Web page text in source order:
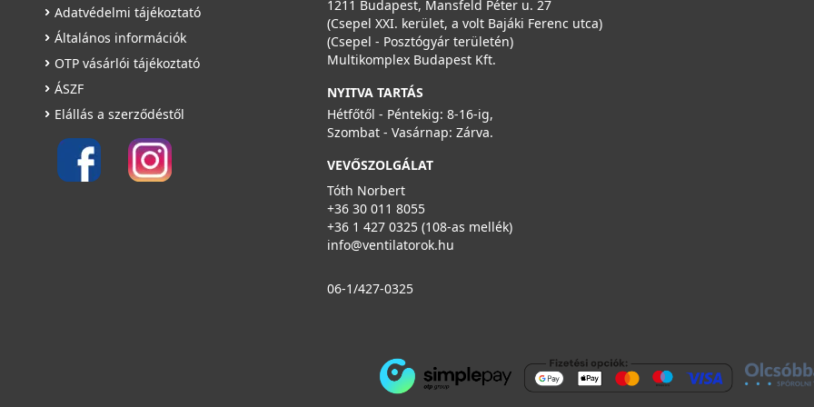
VILPE 125P/IS/500 FLOW tetőszellőző, antracit
35004D
VILPE 110P/IS/350 FLOW tetőszellőző, antracit
Adatvédelmi tájékoztató
Általános információk
OTP vásárlói tájékoztató
ÁSZF
Elállás a szerződéstől
1211 Budapest, Mansfeld Péter u. 27
(Csepel XXI. kerület, a volt Bajáki Ferenc utca)
(Csepel - Posztógyár területén)
Multikomplex Budapest Kft.
NYITVA TARTÁS
Hétfőtől - Péntekig: 8-16-ig,
Szombat - Vasárnap: Zárva.
VEVŐSZOLGÁLAT
Tóth Norbert
+36 30 011 8055
+36 1 427 0325 (108-as mellék)
info@ventilatorok.hu
06-1/427-0325